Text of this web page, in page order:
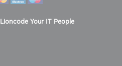
Lioncode Your IT People